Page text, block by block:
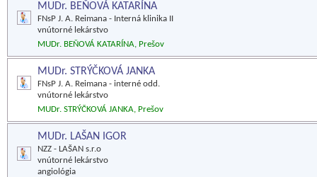
MUDr. BEŇOVÁ KATARÍNA
FNsP J. A. Reimana - Interná klinika II
vnútorné lekárstvo
MUDr. BEŇOVÁ KATARÍNA, Prešov
MUDr. STRÝČKOVÁ JANKA
FNsP J. A. Reimana - interné odd.
vnútorné lekárstvo
MUDr. STRÝČKOVÁ JANKA, Prešov
MUDr. LAŠAN IGOR
NZZ - LAŠAN s.r.o
vnútorné lekárstvo
angiológia